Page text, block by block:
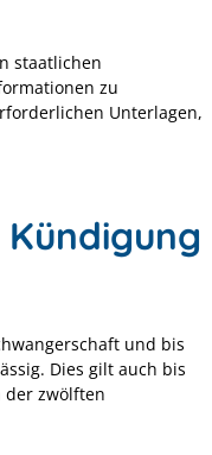
staatlichen
zu
Unterlagen,
und bis
Dies gilt auch bis
der zwölften